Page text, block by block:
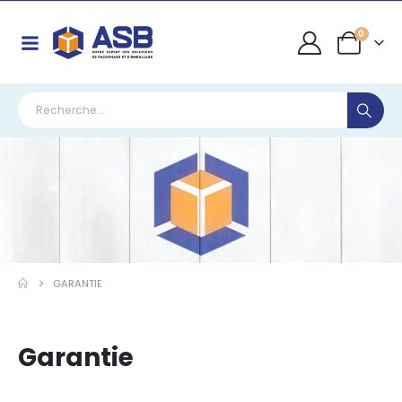
0
GARANTIE
Garantie